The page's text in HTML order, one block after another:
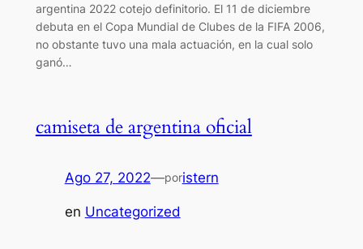
argentina 2022 cotejo definitorio. El 11 de diciembre
debuta en el Copa Mundial de Clubes de la FIFA 2006,
no obstante tuvo una mala actuación, en la cual solo
ganó…
camiseta de argentina oficial
Ago 27, 2022—poristern
en Uncategorized